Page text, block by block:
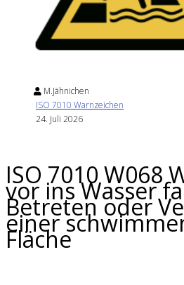
M.Jähnichen
ISO 7010 Warnzeichen
24. Juli 2026
ISO 7010 W068
vor ins Wasser
Betreten oder
einer
Fläche